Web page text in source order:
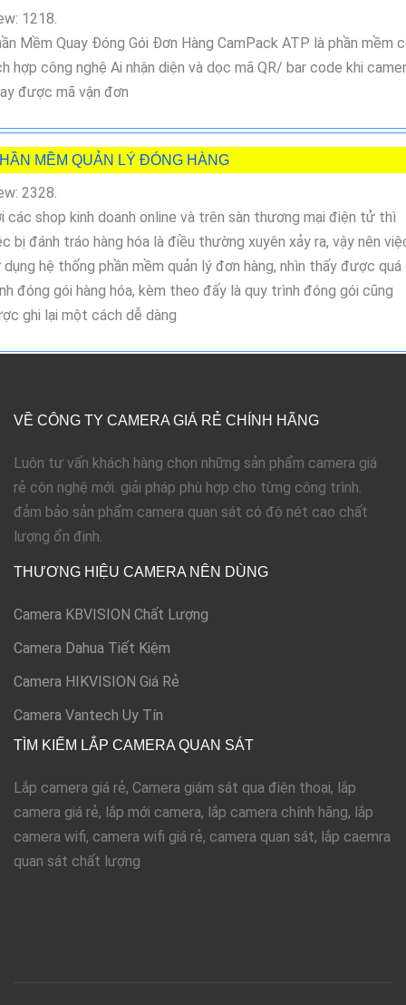
1218.
Mềm Quay Đóng Gói Đơn Hàng CamPack ATP là phần mềm
hợp công nghệ Ai nhận diện và dọc mã QR/ bar code khi
được mã vận đơn
MỀM QUẢN LÝ ĐÓNG HÀNG
2328.
các shop kinh doanh online và trên sàn thương mại điện tử thì
bị đánh tráo hàng hóa là điều thường xuyên xảy ra, vậy nên
dụng hệ thống phần mềm quản lý đơn hàng, nhìn thấy được quá
đóng gói hàng hóa, kèm theo đấy là quy trình đóng gói cũng
ghi lại một cách dễ dàng
VỀ CÔNG TY CAMERA GIÁ RẺ CHÍNH HÃNG
Luôn tư vấn khách hàng chọn những sản phẩm camera giá
rẻ côn nghệ mới. giải pháp phù hợp cho từng công trình.
đảm bảo sản phẩm camera quan sát có độ nét cao chất
lượng ổn định.
THƯƠNG HIỆU CAMERA NÊN DÙNG
Camera KBVISION Chất Lượng
Camera Dahua Tiết Kiệm
Camera HIKVISION Giá Rẻ
Camera Vantech Uy Tín
TÌM KIẾM LẮP CAMERA QUAN SÁT
Lắp camera giá rẻ, Camera giám sát qua điện thoại, lắp
camera giá rẻ, lắp mới camera, lắp camera chính hãng, lắp
camera wifi, camera wifi giá rẻ, camera quan sát, lắp caemra
quan sát chất lượng